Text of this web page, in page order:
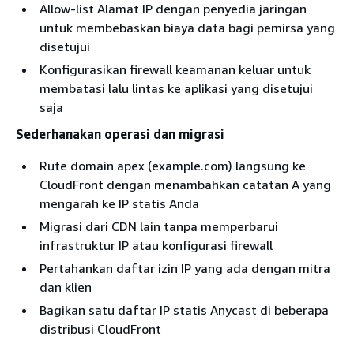
Allow-list Alamat IP dengan penyedia jaringan
untuk membebaskan biaya data bagi pemirsa yang
disetujui
Konfigurasikan firewall keamanan keluar untuk
membatasi lalu lintas ke aplikasi yang disetujui
saja
Sederhanakan operasi dan migrasi
Rute domain apex (example.com) langsung ke
CloudFront dengan menambahkan catatan A yang
mengarah ke IP statis Anda
Migrasi dari CDN lain tanpa memperbarui
infrastruktur IP atau konfigurasi firewall
Pertahankan daftar izin IP yang ada dengan mitra
dan klien
Bagikan satu daftar IP statis Anycast di beberapa
distribusi CloudFront